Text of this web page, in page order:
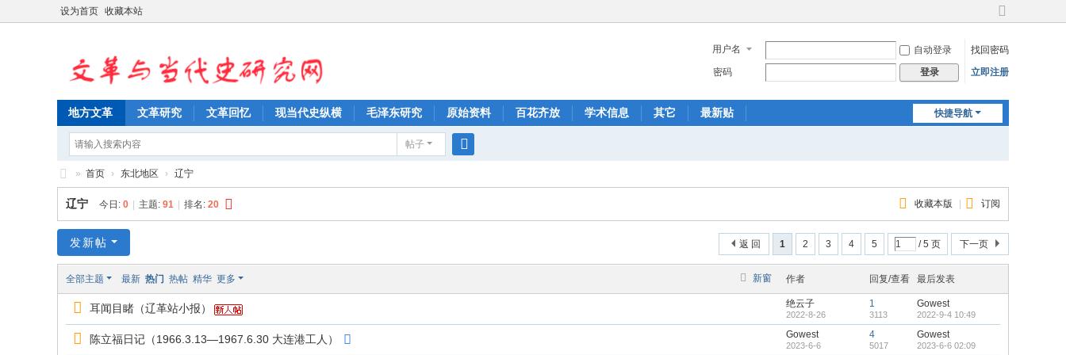
设为首页 收藏本站
切
到
宽
用户名 自动登录
找回密码
密码
登录 立即注册
快捷导航
地方文革 文革研究 文革回忆 现当代史纵横 毛泽东研究 原始资料 百花齐放 学术信息 其它 最新贴
帖子
索
文
革
当
» 首页 › 东北地区 › 辽宁
收藏本版 订阅
辽宁 今日: 0 主题: 91 排名: 20
1 2 3 4 5 / 5 页 下一页
返 回
发新帖
新窗
全部主题 最新 热门 热帖 精华 更多 作者 回复/查看 最后发表
耳闻目睹（辽革站小报） 绝云子
2022-8-26
1
3113
Gowest
2022-9-4 10:49
陈立福日记（1966.3.13—1967.6.30 大连港工人） Gowest
2023-6-6
4
5017
Gowest
2023-6-6 02:09